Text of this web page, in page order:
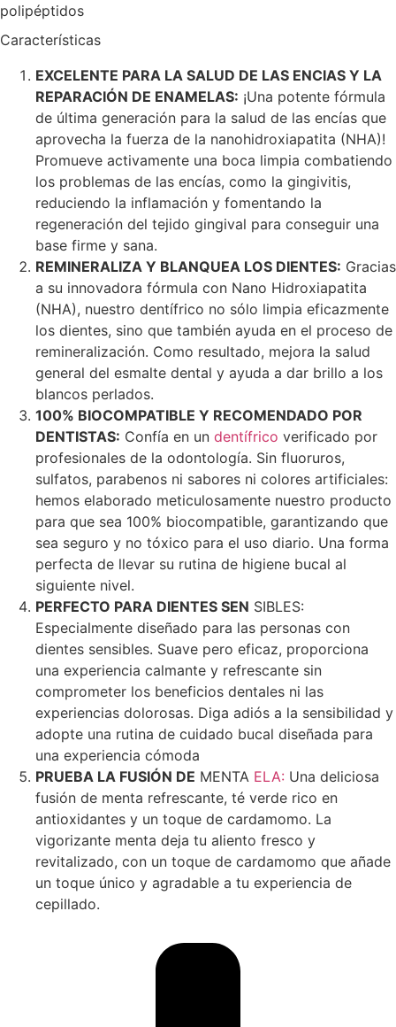
polipéptidos
Características
EXCELENTE PARA LA SALUD DE LAS ENCIAS Y LA
REPARACIÓN DE ENAMELAS: ¡Una potente fórmula
de última generación para la salud de las encías que
aprovecha la fuerza de la nanohidroxiapatita (NHA)!
Promueve activamente una boca limpia combatiendo
los problemas de las encías, como la gingivitis,
reduciendo la inflamación y fomentando la
regeneración del tejido gingival para conseguir una
base firme y sana.
REMINERALIZA Y BLANQUEA LOS DIENTES: Gracias
a su innovadora fórmula con Nano Hidroxiapatita
(NHA), nuestro dentífrico no sólo limpia eficazmente
los dientes, sino que también ayuda en el proceso de
remineralización. Como resultado, mejora la salud
general del esmalte dental y ayuda a dar brillo a los
blancos perlados.
100% BIOCOMPATIBLE Y RECOMENDADO POR
DENTISTAS: Confía en un dentífrico verificado por
profesionales de la odontología. Sin fluoruros,
sulfatos, parabenos ni sabores ni colores artificiales:
hemos elaborado meticulosamente nuestro producto
para que sea 100% biocompatible, garantizando que
sea seguro y no tóxico para el uso diario. Una forma
perfecta de llevar su rutina de higiene bucal al
siguiente nivel.
PERFECTO PARA DIENTES SEN SIBLES:
Especialmente diseñado para las personas con
dientes sensibles. Suave pero eficaz, proporciona
una experiencia calmante y refrescante sin
comprometer los beneficios dentales ni las
experiencias dolorosas. Diga adiós a la sensibilidad y
adopte una rutina de cuidado bucal diseñada para
una experiencia cómoda
PRUEBA LA FUSIÓN DE MENTA ELA: Una deliciosa
fusión de menta refrescante, té verde rico en
antioxidantes y un toque de cardamomo. La
vigorizante menta deja tu aliento fresco y
revitalizado, con un toque de cardamomo que añade
un toque único y agradable a tu experiencia de
cepillado.